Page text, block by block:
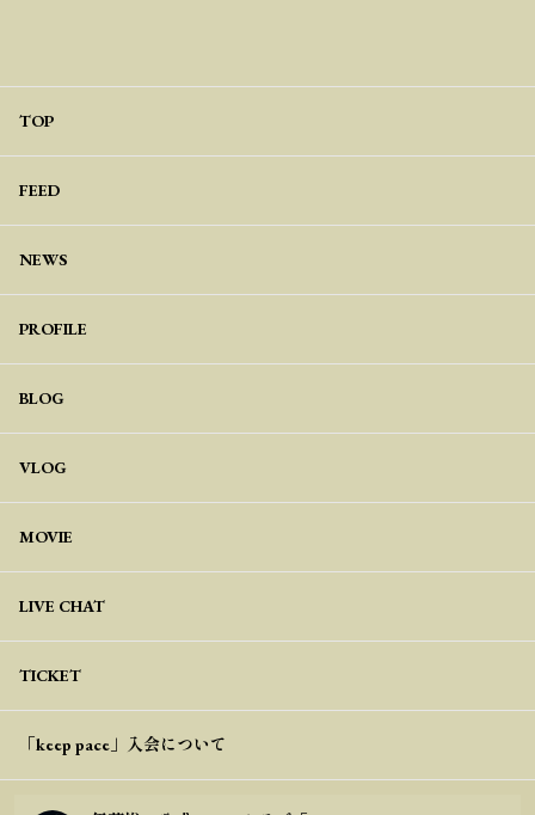
TOP
FEED
NEWS
PROFILE
BLOG
VLOG
MOVIE
LIVE CHAT
TICKET
「keep pace」入会について